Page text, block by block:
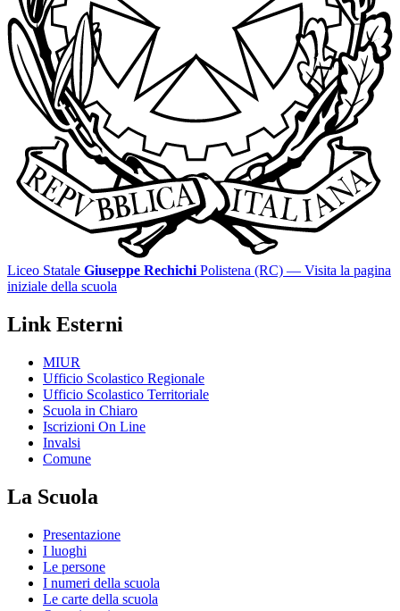
Liceo Statale Giuseppe Rechichi Polistena (RC) — Visita la pagina
iniziale della scuola
Link Esterni
MIUR
Ufficio Scolastico Regionale
Ufficio Scolastico Territoriale
Scuola in Chiaro
Iscrizioni On Line
Invalsi
Comune
La Scuola
Presentazione
I luoghi
Le persone
I numeri della scuola
Le carte della scuola